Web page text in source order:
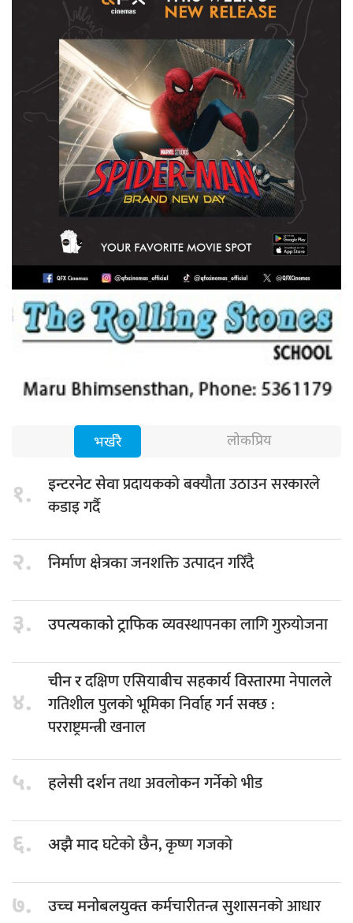
भर्खरै लोकप्रिय
१. इन्टरनेट सेवाप्रदायकको बक्यौता उठाउन सरकारले
कडाइ गर्दै
२. निर्माण क्षेत्रकाजनशक्ति उत्पादन गरिँदै
३. उपत्यकाको ट्राफिकव्यवस्थापनका लागि गुरुयोजना
४.
चीन रदक्षिण एसियाबीच सहकार्य विस्तारमा नेपालले
गतिशील पुलको भूमिका निर्वाह गर्न सक्छ :
परराष्ट्रमन्त्री खनाल
५. हलेसी दर्शनतथा अवलोकन गर्नेको भीड
६. अझै मादघटेको छैन, कृष्ण गजको
७. उच्च मनोबलयुक्तकर्मचारीतन्त्र सुशासनको आधार